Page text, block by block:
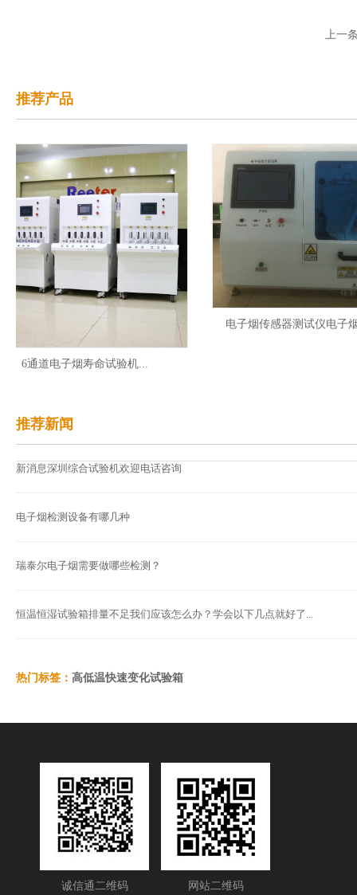
上一
推荐产品
6通道电子烟寿命试验机...
电子烟传感器测试仪电子烟负
推荐新闻
新消息深圳综合试验机欢迎电话咨询
电子烟检测设备有哪几种
瑞泰尔电子烟需要做哪些检测？
恒温恒湿试验箱排量不足我们应该怎么办？学会以下几点就好了...
热门标签： 高低温快速变化试验箱
诚信通二维码 网站二维码